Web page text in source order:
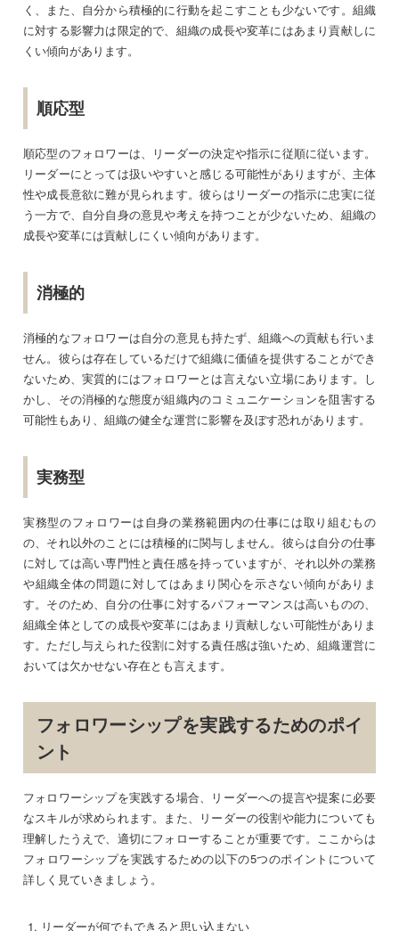
く、また、自分から積極的に行動を起こすことも少ないです。組織
に対する影響力は限定的で、組織の成長や変革にはあまり貢献しに
くい傾向があります。
順応型
順応型のフォロワーは、リーダーの決定や指示に従順に従います。
リーダーにとっては扱いやすいと感じる可能性がありますが、主体
性や成長意欲に難が見られます。彼らはリーダーの指示に忠実に従
う一方で、自分自身の意見や考えを持つことが少ないため、組織の
成長や変革には貢献しにくい傾向があります。
消極的
消極的なフォロワーは自分の意見も持たず、組織への貢献も行いま
せん。彼らは存在しているだけで組織に価値を提供することができ
ないため、実質的にはフォロワーとは言えない立場にあります。し
かし、その消極的な態度が組織内のコミュニケーションを阻害する
可能性もあり、組織の健全な運営に影響を及ぼす恐れがあります。
実務型
実務型のフォロワーは自身の業務範囲内の仕事には取り組むもの
の、それ以外のことには積極的に関与しません。彼らは自分の仕事
に対しては高い専門性と責任感を持っていますが、それ以外の業務
や組織全体の問題に対してはあまり関心を示さない傾向がありま
す。そのため、自分の仕事に対するパフォーマンスは高いものの、
組織全体としての成長や変革にはあまり貢献しない可能性がありま
す。ただし与えられた役割に対する責任感は強いため、組織運営に
おいては欠かせない存在とも言えます。
フォロワーシップを実践するためのポイ
ント
フォロワーシップを実践する場合、リーダーへの提言や提案に必要
なスキルが求められます。また、リーダーの役割や能力についても
理解したうえで、適切にフォローすることが重要です。ここからは
フォロワーシップを実践するための以下の5つのポイントについて
詳しく見ていきましょう。
リーダーが何でもできると思い込まない